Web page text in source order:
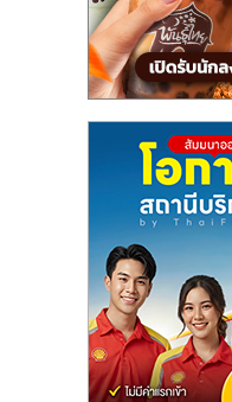
ไชส์
ขาย
หน้า
บ้าน
ลงทุน
น้อย